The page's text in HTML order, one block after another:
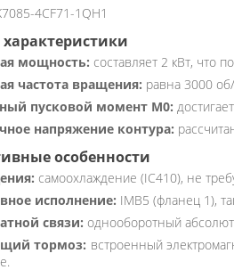
4CF71-1QH1
мощность: составляет 2 кВт, что
частота вращения: равна 3000
пусковой момент M0:
напряжение контура:
особенности
самоохлаждение (IC410), не
исполнение: IMB5 (фланец 1),
связи: однооборотный
тормоз: встроенный